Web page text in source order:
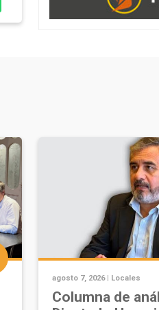
agosto 7, 2026 | Locales
Columna de